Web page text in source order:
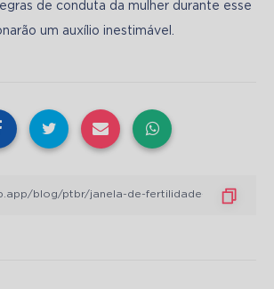
de conduta da mulher durante esse
um auxílio inestimável.